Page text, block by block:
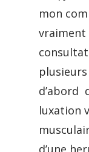
mon
vraiment
d’abord
luxation
d’une